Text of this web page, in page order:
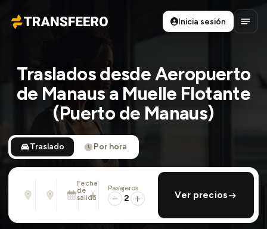
Transfeero
Inicia sesión
Abrir
Traslados desde Aeropuerto
de Manaus a Muelle Flotante
(Puerto de Manaus)
Traslado Por hora
Desde
Dirección, aeropuerto, hotel, ...
Hasta
Dirección, aeropuerto, hotel, ...
Fecha
de
salida
Mar., 11 Ago. · 01:45 PM
añadir regreso
Pasajeros
2 Ver precios